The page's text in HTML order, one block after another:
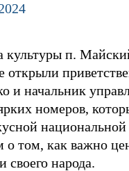
культуры п.
открыли
и начальник
номеров,
том, как важно
своего народа.